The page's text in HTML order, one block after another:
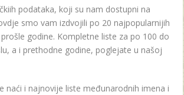
podataka, koji su nam dostupni na
smo vam izdvojili po 20 najpopularnijih
prošle godine. Kompletne liste za po 100 do
a i prethodne godine, poglejate u našoj
naći i najnovije liste međunarodnih imena i